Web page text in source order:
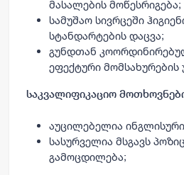
მასალების მოწესრიგება;
სამუშაო სივრცეში
სტანდარტების დაცვა;
გუნდთან
ეფექტური
საკვალიფიკაციო
აუცილებელია
სასურველია მსგავს
გამოცდილება;